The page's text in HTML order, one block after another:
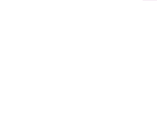
ム工事
ム工事
ム工事
いて